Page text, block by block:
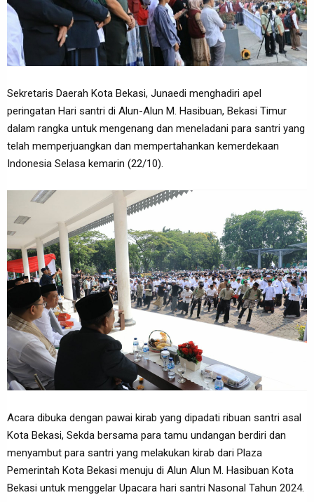
Sekretaris Daerah Kota Bekasi, Junaedi menghadiri apel
peringatan Hari santri di Alun-Alun M. Hasibuan, Bekasi Timur
dalam rangka untuk mengenang dan meneladani para santri yang
telah memperjuangkan dan mempertahankan kemerdekaan
Indonesia Selasa kemarin (22/10).
Acara dibuka dengan pawai kirab yang dipadati ribuan santri asal
Kota Bekasi, Sekda bersama para tamu undangan berdiri dan
menyambut para santri yang melakukan kirab dari Plaza
Pemerintah Kota Bekasi menuju di Alun Alun M. Hasibuan Kota
Bekasi untuk menggelar Upacara hari santri Nasonal Tahun 2024.